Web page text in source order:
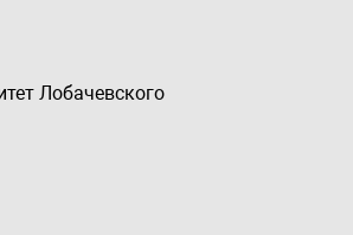
Лобачевского